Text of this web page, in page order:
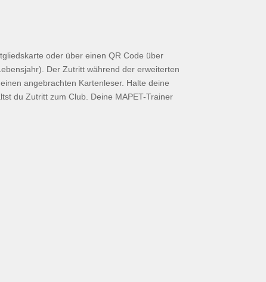
oder über einen QR Code über
Der Zutritt während der erweiterten
angebrachten Kartenleser. Halte deine
du Zutritt zum Club. Deine MAPET-Trainer